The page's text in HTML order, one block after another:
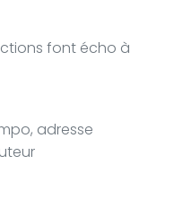
font écho à
adresse